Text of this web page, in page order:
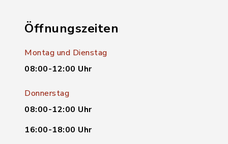
Öffnungszeiten
Montag und Dienstag
08:00-12:00 Uhr
Donnerstag
08:00-12:00 Uhr
16:00-18:00 Uhr